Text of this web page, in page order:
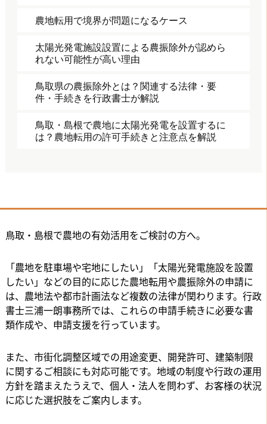
農地転用で境界が問題になるケース
太陽光発電施設設置による農振除外が認めら
れない可能性が高い理由
鳥取県の農振除外とは？関連する法律・要
件・手続きを行政書士が解説
鳥取・島根で農地に太陽光発電を設置するに
は？農地転用の許可手続きと注意点を解説
鳥取・島根で農地の有効活用をご検討の方へ。
「農地を駐車場や宅地にしたい」「太陽光発電施設を設置
したい」などの目的に応じた農地転用や農振除外の申請に
は、農地法や都市計画法など複数の法律が関わります。行政
書士三浦一朗事務所では、これらの申請手続きに必要な書
類作成や、申請支援を行っています。
また、市街化調整区域での用途変更、開発許可、建築制限
に関するご相談にも対応可能です。地域の制度や行政の運用
方針を踏まえたうえで、個人・法人を問わず、お客様の状況
に応じた選択肢をご案内します。